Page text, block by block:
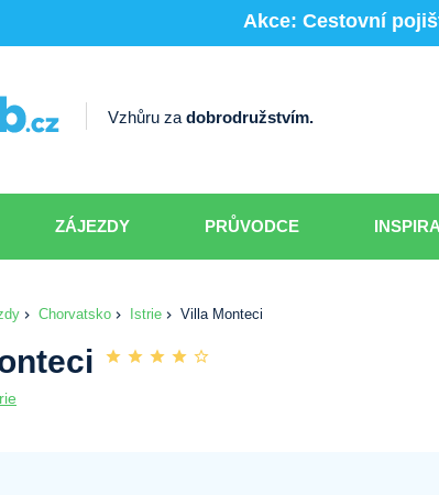
Akce: Cestovní
Vzhůru zadobrodružstvím.
ZÁJEZDY PRŮVODCE
Chorvatsko Istrie Villa Monteci